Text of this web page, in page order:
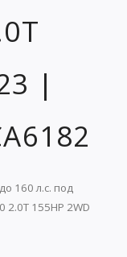
|
160 л.с. под
2.0T 155HP 2WD